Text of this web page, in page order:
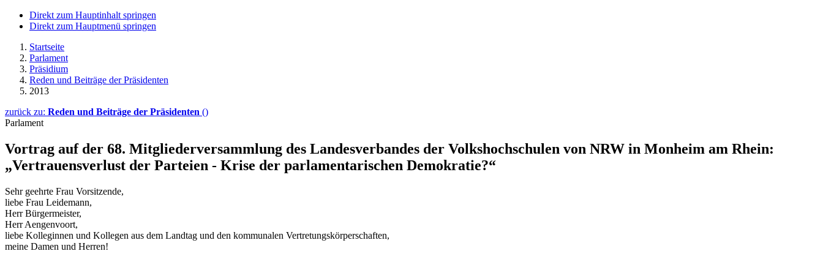
Direkt zum Hauptinhalt springen
Direkt zum Hauptmenü springen
Startseite
Parlament
Präsidium
Reden und Beiträge der Präsidenten
2013
zurück zu: Reden und Beiträge der Präsidenten ()
Parlament
Vortrag auf der 68. Mitgliederversammlung des Landesverbandes der Volkshochschulen von NRW in Monheim am Rhein:
„Vertrauensverlust der Parteien - Krise der parlamentarischen Demokratie?“
Sehr geehrte Frau Vorsitzende,
liebe Frau Leidemann,
Herr Bürgermeister,
Herr Aengenvoort,
liebe Kolleginnen und Kollegen aus dem Landtag und den kommunalen Vertretungskörperschaften,
meine Damen und Herren!